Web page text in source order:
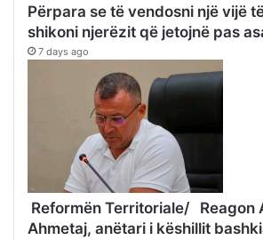
Përpara se të vendosni një vijë
shikoni njerëzit që jetojnë pas
7 days ago
Reformën Territoriale/ Reagon
Ahmetaj, anëtari i këshillit